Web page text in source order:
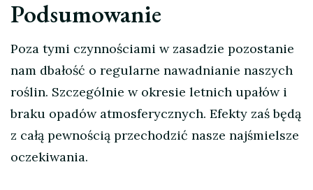
Podsumowanie
Poza tymi czynnościami w zasadzie pozostanie
nam dbałość o regularne nawadnianie naszych
roślin. Szczególnie w okresie letnich upałów i
braku opadów atmosferycznych. Efekty zaś będą
z całą pewnością przechodzić nasze najśmielsze
oczekiwania.